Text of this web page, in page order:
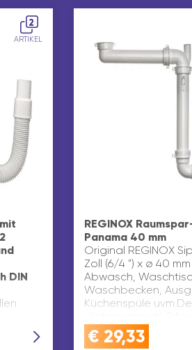
2
ARTIKEL
DIN
REGINOX
Panama 40 mm
Original REGINOX
Zoll (6/4 ") x ø 40 mm
Abwasch,
Waschbecken,
Küchenspüle
zusätzlichen
Unterschrank.Der…
€ 29,33